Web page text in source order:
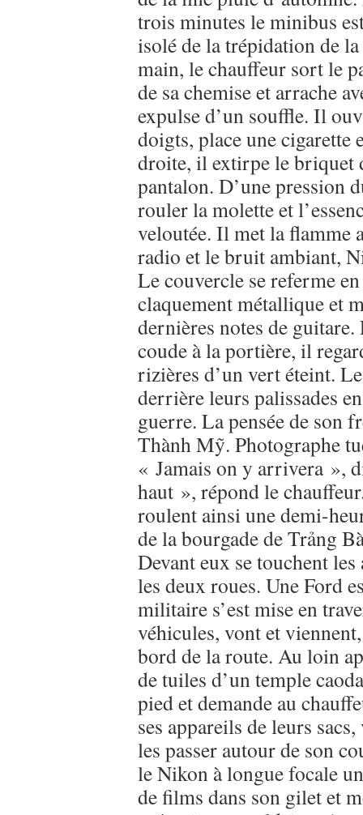
trois minutes le minibus
isolé de la trépidation de
main, le chauffeur sort le
de sa chemise et arrache
expulse d’un souffle. Il
doigts, place une cigarette
droite, il extirpe le briquet
pantalon. D’une pression
rouler la molette et
veloutée. Il met la flamme
radio et le bruit ambiant,
Le couvercle se referme
claquement métallique et
dernières notes de
coude à la portière, il
rizières d’un vert éteint.
derrière leurs palissades
guerre. La pensée de son
Thành Mỹ. Photographe
« Jamais on y arrivera »,
haut », répond le
roulent ainsi une demi-
de la bourgade de Trảng
Devant eux se touchent
les deux roues. Une Ford
militaire s’est mise en
véhicules, vont et
bord de la route. Au loin
de tuiles d’un temple
pied et demande au
ses appareils de leurs
les passer autour de son
le Nikon à longue focale
de films dans son gilet et